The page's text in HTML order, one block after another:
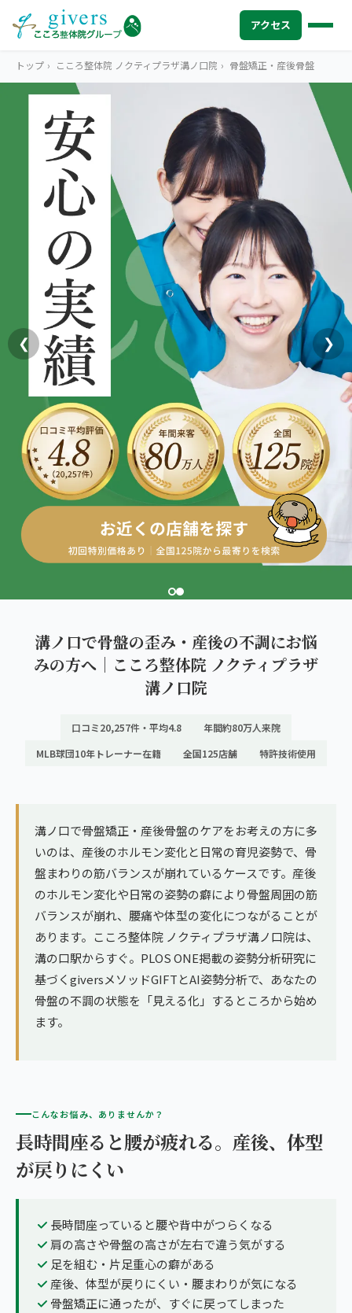
アクセス
HOME トップ
SYMPTOMS 症状から探す
腰痛
肩こり・首こり
四十肩・五十肩
膝痛・関節痛
股関節の痛み
産後の不調・体型の崩れ
骨盤の傾き・歪み
坐骨神経痛
ぎっくり腰
寝違え
姿勢矯正
疲労回復
MENU メニューから探す
STORE 店舗一覧
AREA エリアから探す
北海道
札幌エリア（13院）
東北
仙台エリア（4院）
関東
池袋エリア（3院）
新宿エリア（3院）
高田馬場エリア（2院）
立川エリア（2院）
広島エリア（4院）
九州
鹿児島エリア（3院）
→ エリア一覧（全11エリア）
ABOUT US 私たちについて
こころ整体院グループについて
初めての方へ
giversメソッドGIFT
研究・論文
医師・専門家からの推薦
メディア・実績
お知らせ
ご予約はこちら
OUR CONCEPT
とらわれないカラダを。
トップ › こころ整体院 ノクティプラザ溝ノ口院 › 骨盤矯正・産後骨盤
❮ ❯
溝ノ口で骨盤の歪み・産後の不調にお悩
みの方へ｜こころ整体院 ノクティプラザ
溝ノ口院
口コミ20,257件・平均4.8
年間約80万人来院
MLB球団10年トレーナー在籍
全国125店舗 特許技術使用
溝ノ口で骨盤矯正・産後骨盤のケアをお考えの方に多
いのは、産後のホルモン変化と日常の育児姿勢で、骨
盤まわりの筋バランスが崩れているケースです。産後
のホルモン変化や日常の姿勢の癖により骨盤周囲の筋
バランスが崩れ、腰痛や体型の変化につながることが
あります。こころ整体院 ノクティプラザ溝ノ口院は、
溝の口駅からすぐ。PLOS ONE掲載の姿勢分析研究に
基づくgiversメソッドGIFTとAI姿勢分析で、あなたの
骨盤の不調の状態を「見える化」するところから始め
ます。
こんなお悩み、ありませんか？
長時間座ると腰が疲れる。産後、体型
が戻りにくい
長時間座っていると腰や背中がつらくなる
肩の高さや骨盤の高さが左右で違う気がする
足を組む・片足重心の癖がある
産後、体型が戻りにくい・腰まわりが気になる
骨盤矯正に通ったが、すぐに戻ってしまった